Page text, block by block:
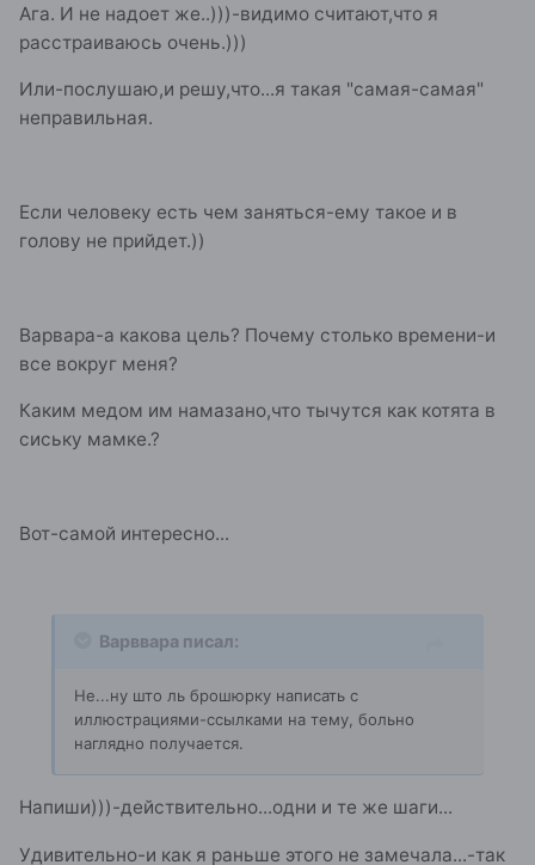
Ага. И не надоет же..)))-видимо считают,что я
расстраиваюсь очень.)))
Или-послушаю,и решу,что...я такая "самая-самая"
неправильная.
Если человеку есть чем заняться-ему такое и в
голову не прийдет.))
Варвара-а какова цель? Почему столько времени-и
все вокруг меня?
Каким медом им намазано,что тычутся как котята в
сиську мамке.?
Вот-самой интересно...
Варввара писал:
Не...ну што ль брошюрку написать с
иллюстрациями-ссылками на тему, больно
наглядно получается.
Напиши)))-действительно...одни и те же шаги...
Удивительно-и как я раньше этого не замечала...-так